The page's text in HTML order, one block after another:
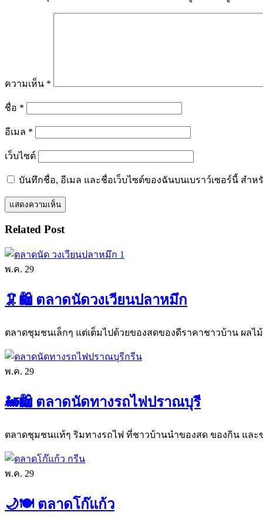
ความเห็น *
ชื่อ *
อีเมล *
เว็บไซต์
บันทึกชื่อ, อีเมล และชื่อเว็บไซต์ของฉันบนเบราว์เซอร์นี้ สำห
Related Post
พ.ค. 29
🦑🛍️ ตลาดนัดวงเวียนปลาหมึก
ตลาดชุมชนเล็กๆ แต่เต็มไปด้วยของสดของดีราคาชาวบ้าน ผลไ
พ.ค. 29
🚂🛍️ ตลาดนัดทางรถไฟปราณบุรี
ตลาดชุมชนแท้ๆ ริมทางรถไฟ ที่ชาวบ้านนำของสด ของกิน แล
พ.ค. 29
🌙🍽️ ตลาดโก๊แก้ว